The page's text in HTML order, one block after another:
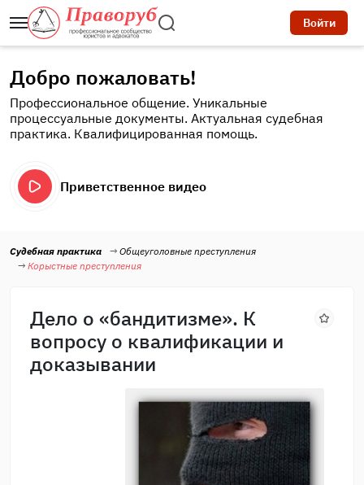
Войти
Добро пожаловать!
Профессиональное общение. Уникальные
процессуальные документы. Актуальная судебная
практика. Квалифицированная помощь.
Приветственное видео
Судебная практика
Общеуголовные преступления
Корыстные преступления
Дело о «бандитизме». К
вопросу о квалификации и
доказывании